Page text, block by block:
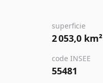
superficie
2 053,0 km²
code INSEE
55481